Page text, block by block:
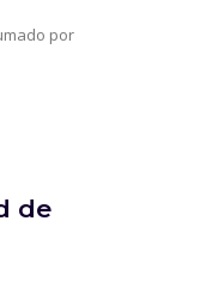
por
de